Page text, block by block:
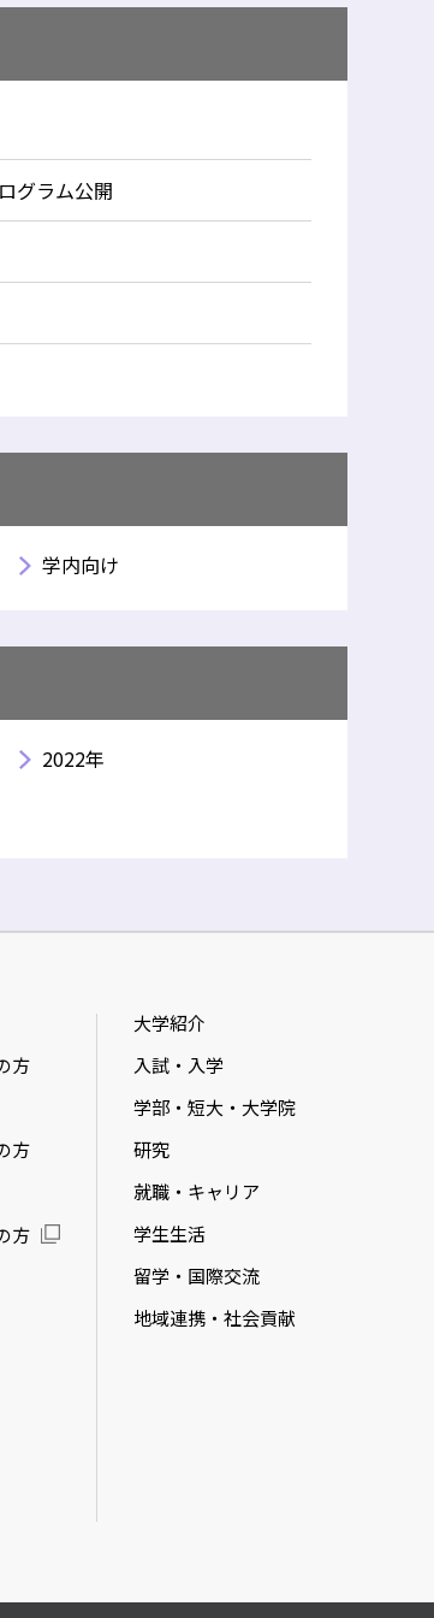
グラム公開
学内向け
2022年
方
方
方
大学紹介
入試・入学
学部・短大・大学院
研究
就職・キャリア
学生生活
留学・国際交流
地域連携・社会貢献